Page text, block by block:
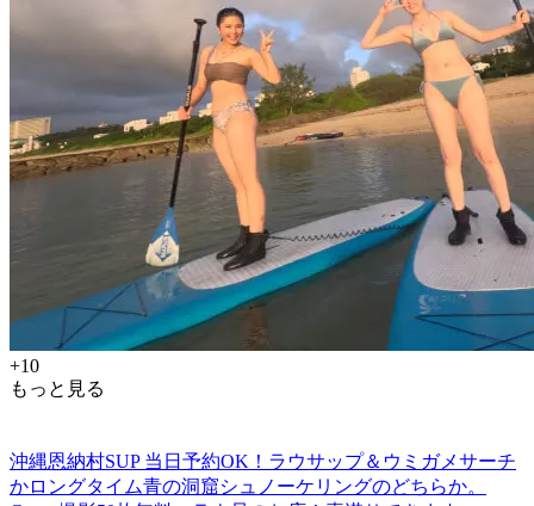
+10
もっと見る
沖縄恩納村SUP 当日予約OK！ラウサップ＆ウミガメサーチ
かロングタイム青の洞窟シュノーケリングのどちらか。